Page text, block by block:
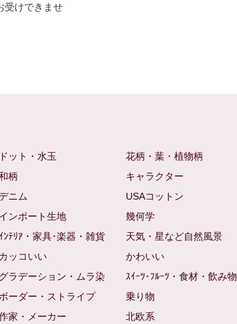
受けできませ
ドット・水玉
花柄・葉・植物柄
柄
キャラクター
ニム
USAコットン
インポート生地
幾何学
ﾝﾃﾘｱ・家具･楽器・雑貨
天気・星など自然風景
カッコいい
かわいい
グラデーション・ムラ染
ｽｲｰﾂ･ﾌﾙｰﾂ・食材・飲み物
ボーダー・ストライプ
乗り物
家・メーカー 北欧系